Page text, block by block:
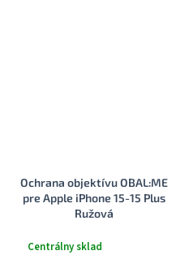
Ochrana objektívu OBAL:ME
pre Apple iPhone 15-15 Plus
Ružová
Centrálny sklad